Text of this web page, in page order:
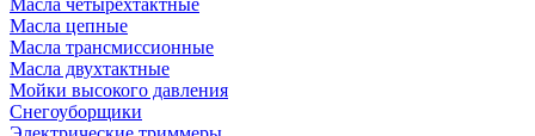
Масла четырёхтактные
Масла цепные
Масла трансмиссионные
Масла двухтактные
Мойки высокого давления
Снегоуборщики